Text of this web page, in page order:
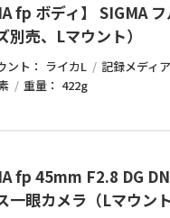
fp ボディ】 SIGMA
別売、Lマウント）
ント： ライカL 記録メディ
重量： 422g
fp 45mm F2.8 DG
一眼カメラ（Lマウント